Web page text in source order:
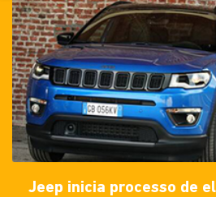
Jeep inicia processo de